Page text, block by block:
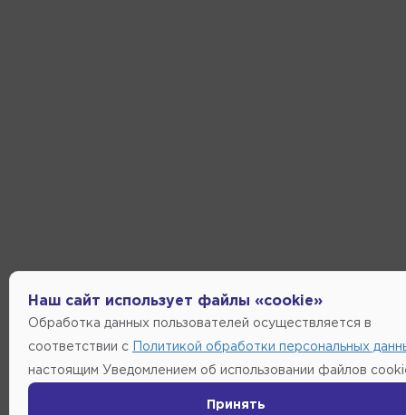
Наш сайт использует файлы «cookie»
Обработка данных пользователей осуществляется в
соответствии с Политикой обработки персональных
настоящим Уведомлением об использовании файлов
Принять